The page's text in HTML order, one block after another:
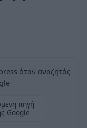
όταν αναζητάς
πηγή
Google